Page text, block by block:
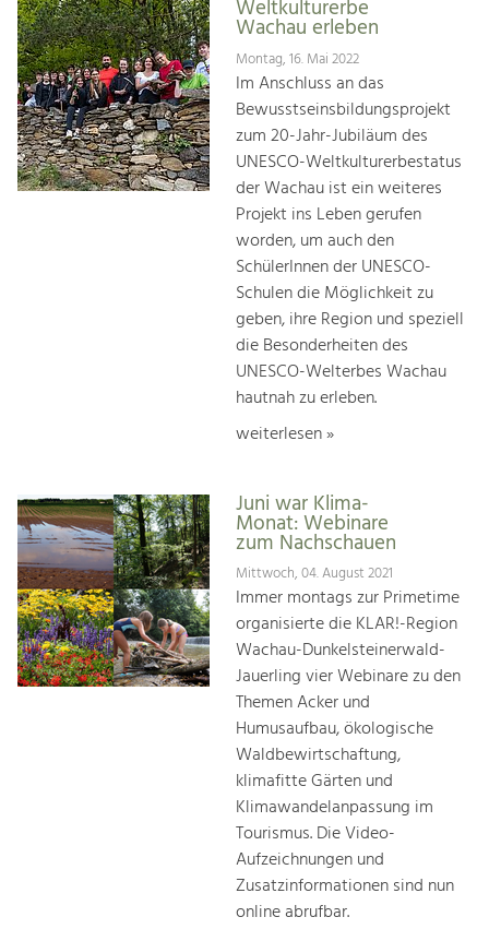
Weltkulturerbe
Wachau erleben
Montag, 16. Mai 2022
Im Anschluss an das
Bewusstseinsbildungsprojekt
zum 20-Jahr-Jubiläum des
UNESCO-Weltkulturerbestatus
der Wachau ist ein weiteres
Projekt ins Leben gerufen
worden, um auch den
SchülerInnen der UNESCO-
Schulen die Möglichkeit zu
geben, ihre Region und speziell
die Besonderheiten des
UNESCO-Welterbes Wachau
hautnah zu erleben.
weiterlesen »
Juni war Klima-
Monat: Webinare
zum Nachschauen
Mittwoch, 04. August 2021
Immer montags zur Primetime
organisierte die KLAR!-Region
Wachau-Dunkelsteinerwald-
Jauerling vier Webinare zu den
Themen Acker und
Humusaufbau, ökologische
Waldbewirtschaftung,
klimafitte Gärten und
Klimawandelanpassung im
Tourismus. Die Video-
Aufzeichnungen und
Zusatzinformationen sind nun
online abrufbar.